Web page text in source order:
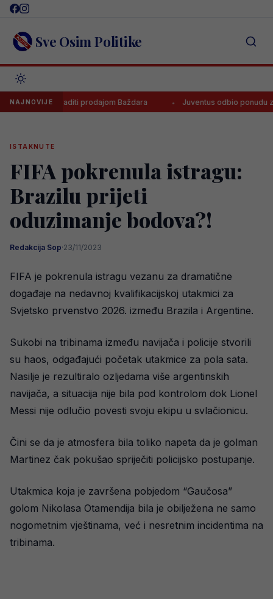
Skip
content Sve Osim Politike
NAJNOVIJE
zaraditi prodajom Baždara Juventus odbio ponudu za
ISTAKNUTE
FIFA pokrenula istragu:
Brazilu prijeti
oduzimanje bodova?!
Redakcija Sop·23/11/2023
FIFA je pokrenula istragu vezanu za dramatične
događaje na nedavnoj kvalifikacijskoj utakmici za
Svjetsko prvenstvo 2026. između Brazila i Argentine.
Sukobi na tribinama između navijača i policije stvorili
su haos, odgađajući početak utakmice za pola sata.
Nasilje je rezultiralo ozljedama više argentinskih
navijača, a situacija nije bila pod kontrolom dok Lionel
Messi nije odlučio povesti svoju ekipu u svlačionicu.
Čini se da je atmosfera bila toliko napeta da je golman
Martinez čak pokušao spriječiti policijsko postupanje.
Utakmica koja je završena pobjedom “Gaučosa”
golom Nikolasa Otamendija bila je obilježena ne samo
nogometnim vještinama, već i nesretnim incidentima na
tribinama.